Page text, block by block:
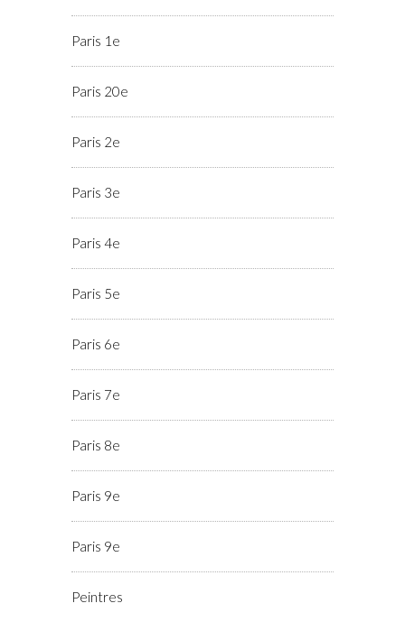
Paris 1e
Paris 20e
Paris 2e
Paris 3e
Paris 4e
Paris 5e
Paris 6e
Paris 7e
Paris 8e
Paris 9e
Paris 9e
Peintres